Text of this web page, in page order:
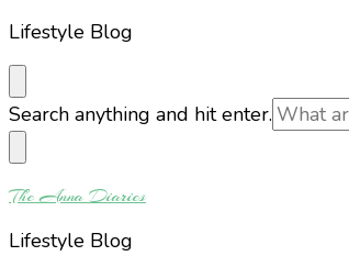
Lifestyle Blog
Looking
for
Something?
Search anything and hit enter.
The Anna Diaries
Lifestyle Blog